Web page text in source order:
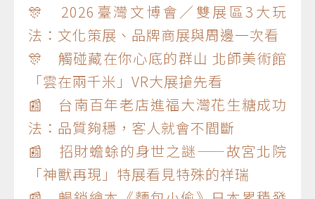
🎊 2026臺灣文博會／雙展區3大玩
法：文化策展、品牌商展與周邊一次看
🎊 觸碰藏在你心底的群山 北師美術館
「雲在兩千米」VR大展搶先看
📰 台南百年老店進福大灣花生糖成功
法：品質夠穩，客人就會不間斷
📰 招財蟾蜍的身世之謎——故宮北院
「神獸再現」特展看見特殊的祥瑞